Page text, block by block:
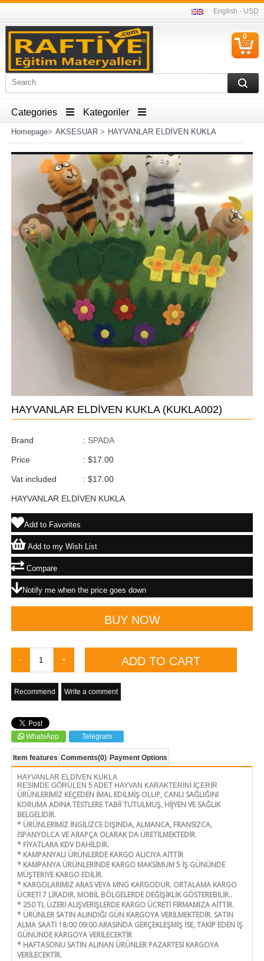
English - USD
0
Categories Kategoriler
Homepage> AKSESUAR> HAYVANLAR ELDİVEN KUKLA
HAYVANLAR ELDİVEN KUKLA (KUKLA002)
Brand : SPADA
Price : $17.00
Vat included : $17.00
HAYVANLAR ELDİVEN KUKLA
Add to Favorites
Add to my Wish List
Compare
Notify me when the price goes down
Recommend Write a comment
WhatsApp Telegram
Item features Comments(0) Payment Options
HAYVANLAR ELDİVEN KUKLA
RESİMDE GÖRÜLEN 5 ADET HAYVAN KARAKTERİNİ İÇERİR
ÜRÜNLERİMİZ KEÇEDEN İMAL EDİLMİŞ OLUP, CANLI SAĞLIĞINI
KORUMA ADINA TESTLERE TABİİ TUTULMUŞ, HİJYEN VE SAĞLIK
BELGELİDİR.
* ÜRÜNLERİMİZ İNGİLİZCE DIŞINDA, ALMANCA, FRANSIZCA,
İSPANYOLCA VE ARAPÇA OLARAK DA ÜRETİLMEKTEDİR.
* FİYATLARA KDV DAHİLDİR.
* KAMPANYALI ÜRÜNLERDE KARGO ALICIYA AİTTİR
* KAMPANYA ÜRÜNLERİNDE KARGO MAKSİMUM 5 İŞ GÜNÜNDE
MÜŞTERİYE KARGO EDİLİR.
* KARGOLARIMIZ ARAS VEYA MNG KARGODUR. ORTALAMA KARGO
ÜCRETİ 7 LİRADIR, MOBİL BÖLGELERDE DEĞİŞİKLİK GÖSTEREBİLİR..
* 250 TL ÜZERİ ALIŞVERİŞLERDE KARGO ÜCRETİ FİRMAMIZA AİTTİR.
* ÜRÜNLER SATIN ALINDIĞI GÜN KARGOYA VERİLMEKTEDİR. SATIN
ALMA SAATİ 18:00 09:00 ARASINDA GERÇEKLEŞMİŞ İSE, TAKİP EDEN İŞ
GÜNÜNDE KARGOYA VERİLECEKTİR
* HAFTASONU SATIN ALINAN ÜRÜNLER PAZARTESİ KARGOYA
VERİLECEKTİR.